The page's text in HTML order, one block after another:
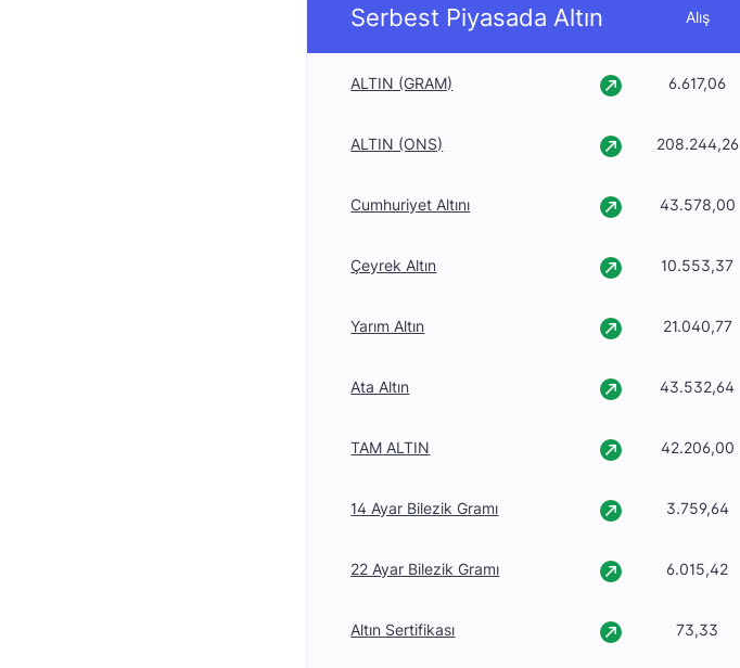
Serbest Piyasada Altın Alış
ALTIN (GRAM) 6.617,06
ALTIN (ONS) 208.244,26
Cumhuriyet Altını 43.578,00
Çeyrek Altın 10.553,37
Yarım Altın 21.040,77
Ata Altın 43.532,64
TAM ALTIN 42.206,00
14 Ayar Bilezik Gramı 3.759,64
22 Ayar Bilezik Gramı 6.015,42
Altın Sertifikası 73,33